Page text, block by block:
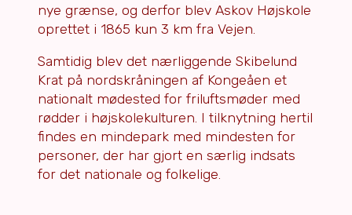
nye grænse, og derfor blev Askov Højskole
oprettet i 1865 kun 3 km fra Vejen.
Samtidig blev det nærliggende Skibelund
Krat på nordskråningen af Kongeåen et
nationalt mødested for friluftsmøder med
rødder i højskolekulturen. I tilknytning hertil
findes en mindepark med mindesten for
personer, der har gjort en særlig indsats
for det nationale og folkelige.